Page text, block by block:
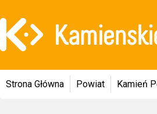
Strona Główna Powiat Kamień